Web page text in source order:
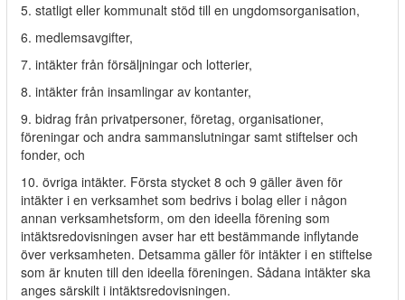
5. statligt eller kommunalt stöd till en ungdomsorganisation,
6. medlemsavgifter,
7. intäkter från försäljningar och lotterier,
8. intäkter från insamlingar av kontanter,
9. bidrag från privatpersoner, företag, organisationer,
föreningar och andra sammanslutningar samt stiftelser och
fonder, och
10. övriga intäkter. Första stycket 8 och 9 gäller även för
intäkter i en verksamhet som bedrivs i bolag eller i någon
annan verksamhetsform, om den ideella förening som
intäktsredovisningen avser har ett bestämmande inflytande
över verksamheten. Detsamma gäller för intäkter i en stiftelse
som är knuten till den ideella föreningen. Sådana intäkter ska
anges särskilt i intäktsredovisningen.